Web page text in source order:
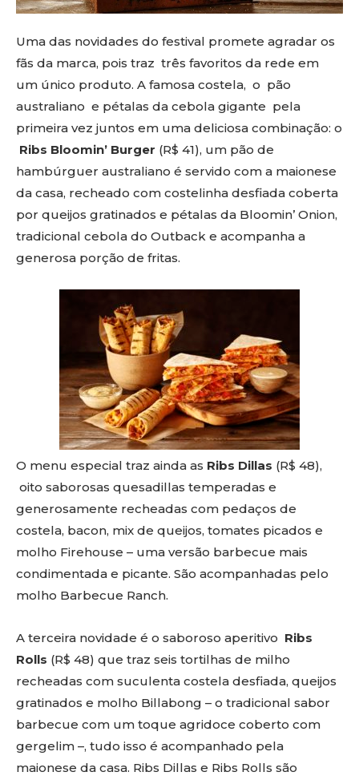
Uma das novidades do festival promete agradar os
fãs da marca, pois traz três favoritos da rede em
um único produto. A famosa costela, o pão
australiano e pétalas da cebola gigante pela
primeira vez juntos em uma deliciosa combinação: o
Ribs Bloomin’ Burger (R$ 41), um pão de
hambúrguer australiano é servido com a maionese
da casa, recheado com costelinha desfiada coberta
por queijos gratinados e pétalas da Bloomin’ Onion,
tradicional cebola do Outback e acompanha a
generosa porção de fritas.
O menu especial traz ainda as Ribs Dillas (R$ 48),
oito saborosas quesadillas temperadas e
generosamente recheadas com pedaços de
costela, bacon, mix de queijos, tomates picados e
molho Firehouse – uma versão barbecue mais
condimentada e picante. São acompanhadas pelo
molho Barbecue Ranch.
A terceira novidade é o saboroso aperitivo Ribs
Rolls (R$ 48) que traz seis tortilhas de milho
recheadas com suculenta costela desfiada, queijos
gratinados e molho Billabong – o tradicional sabor
barbecue com um toque agridoce coberto com
gergelim –, tudo isso é acompanhado pela
maionese da casa. Ribs Dillas e Ribs Rolls são